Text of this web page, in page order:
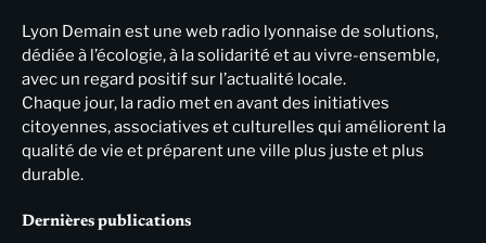
Lyon Demain est une web radio lyonnaise de solutions,
dédiée à l’écologie, à la solidarité et au vivre-ensemble,
avec un regard positif sur l’actualité locale.
Chaque jour, la radio met en avant des initiatives
citoyennes, associatives et culturelles qui améliorent la
qualité de vie et préparent une ville plus juste et plus
durable.
Dernières publications